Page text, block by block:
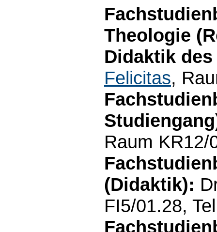
Theologie
Didaktik
Felicitas,
Raum KR12/
(Didaktik):
FI5/01.28,